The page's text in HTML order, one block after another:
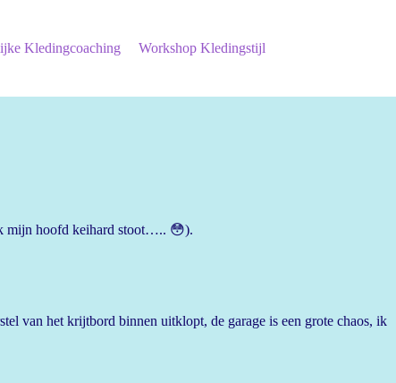
Kledingcoaching Workshop Kledingstijl
mijn hoofd keihard stoot….. 😳).
van het krijtbord binnen uitklopt, de garage is een grote chaos, ik